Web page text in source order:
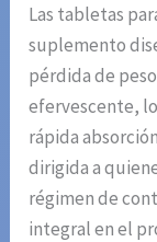
Las tabletas
suplemento
pérdida de
efervescente,
rápida
dirigida a
régimen de
integral en el